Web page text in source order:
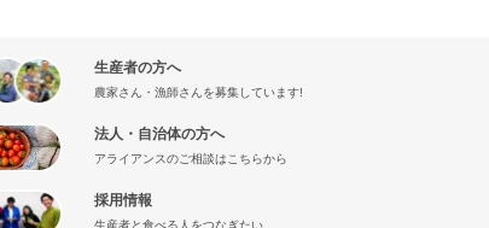
生産者の方へ
農家さん・漁師さんを募集しています!
法人・自治体の方へ
アライアンスのご相談はこちらから
採用情報
生産者と食べる人をつなぎたい